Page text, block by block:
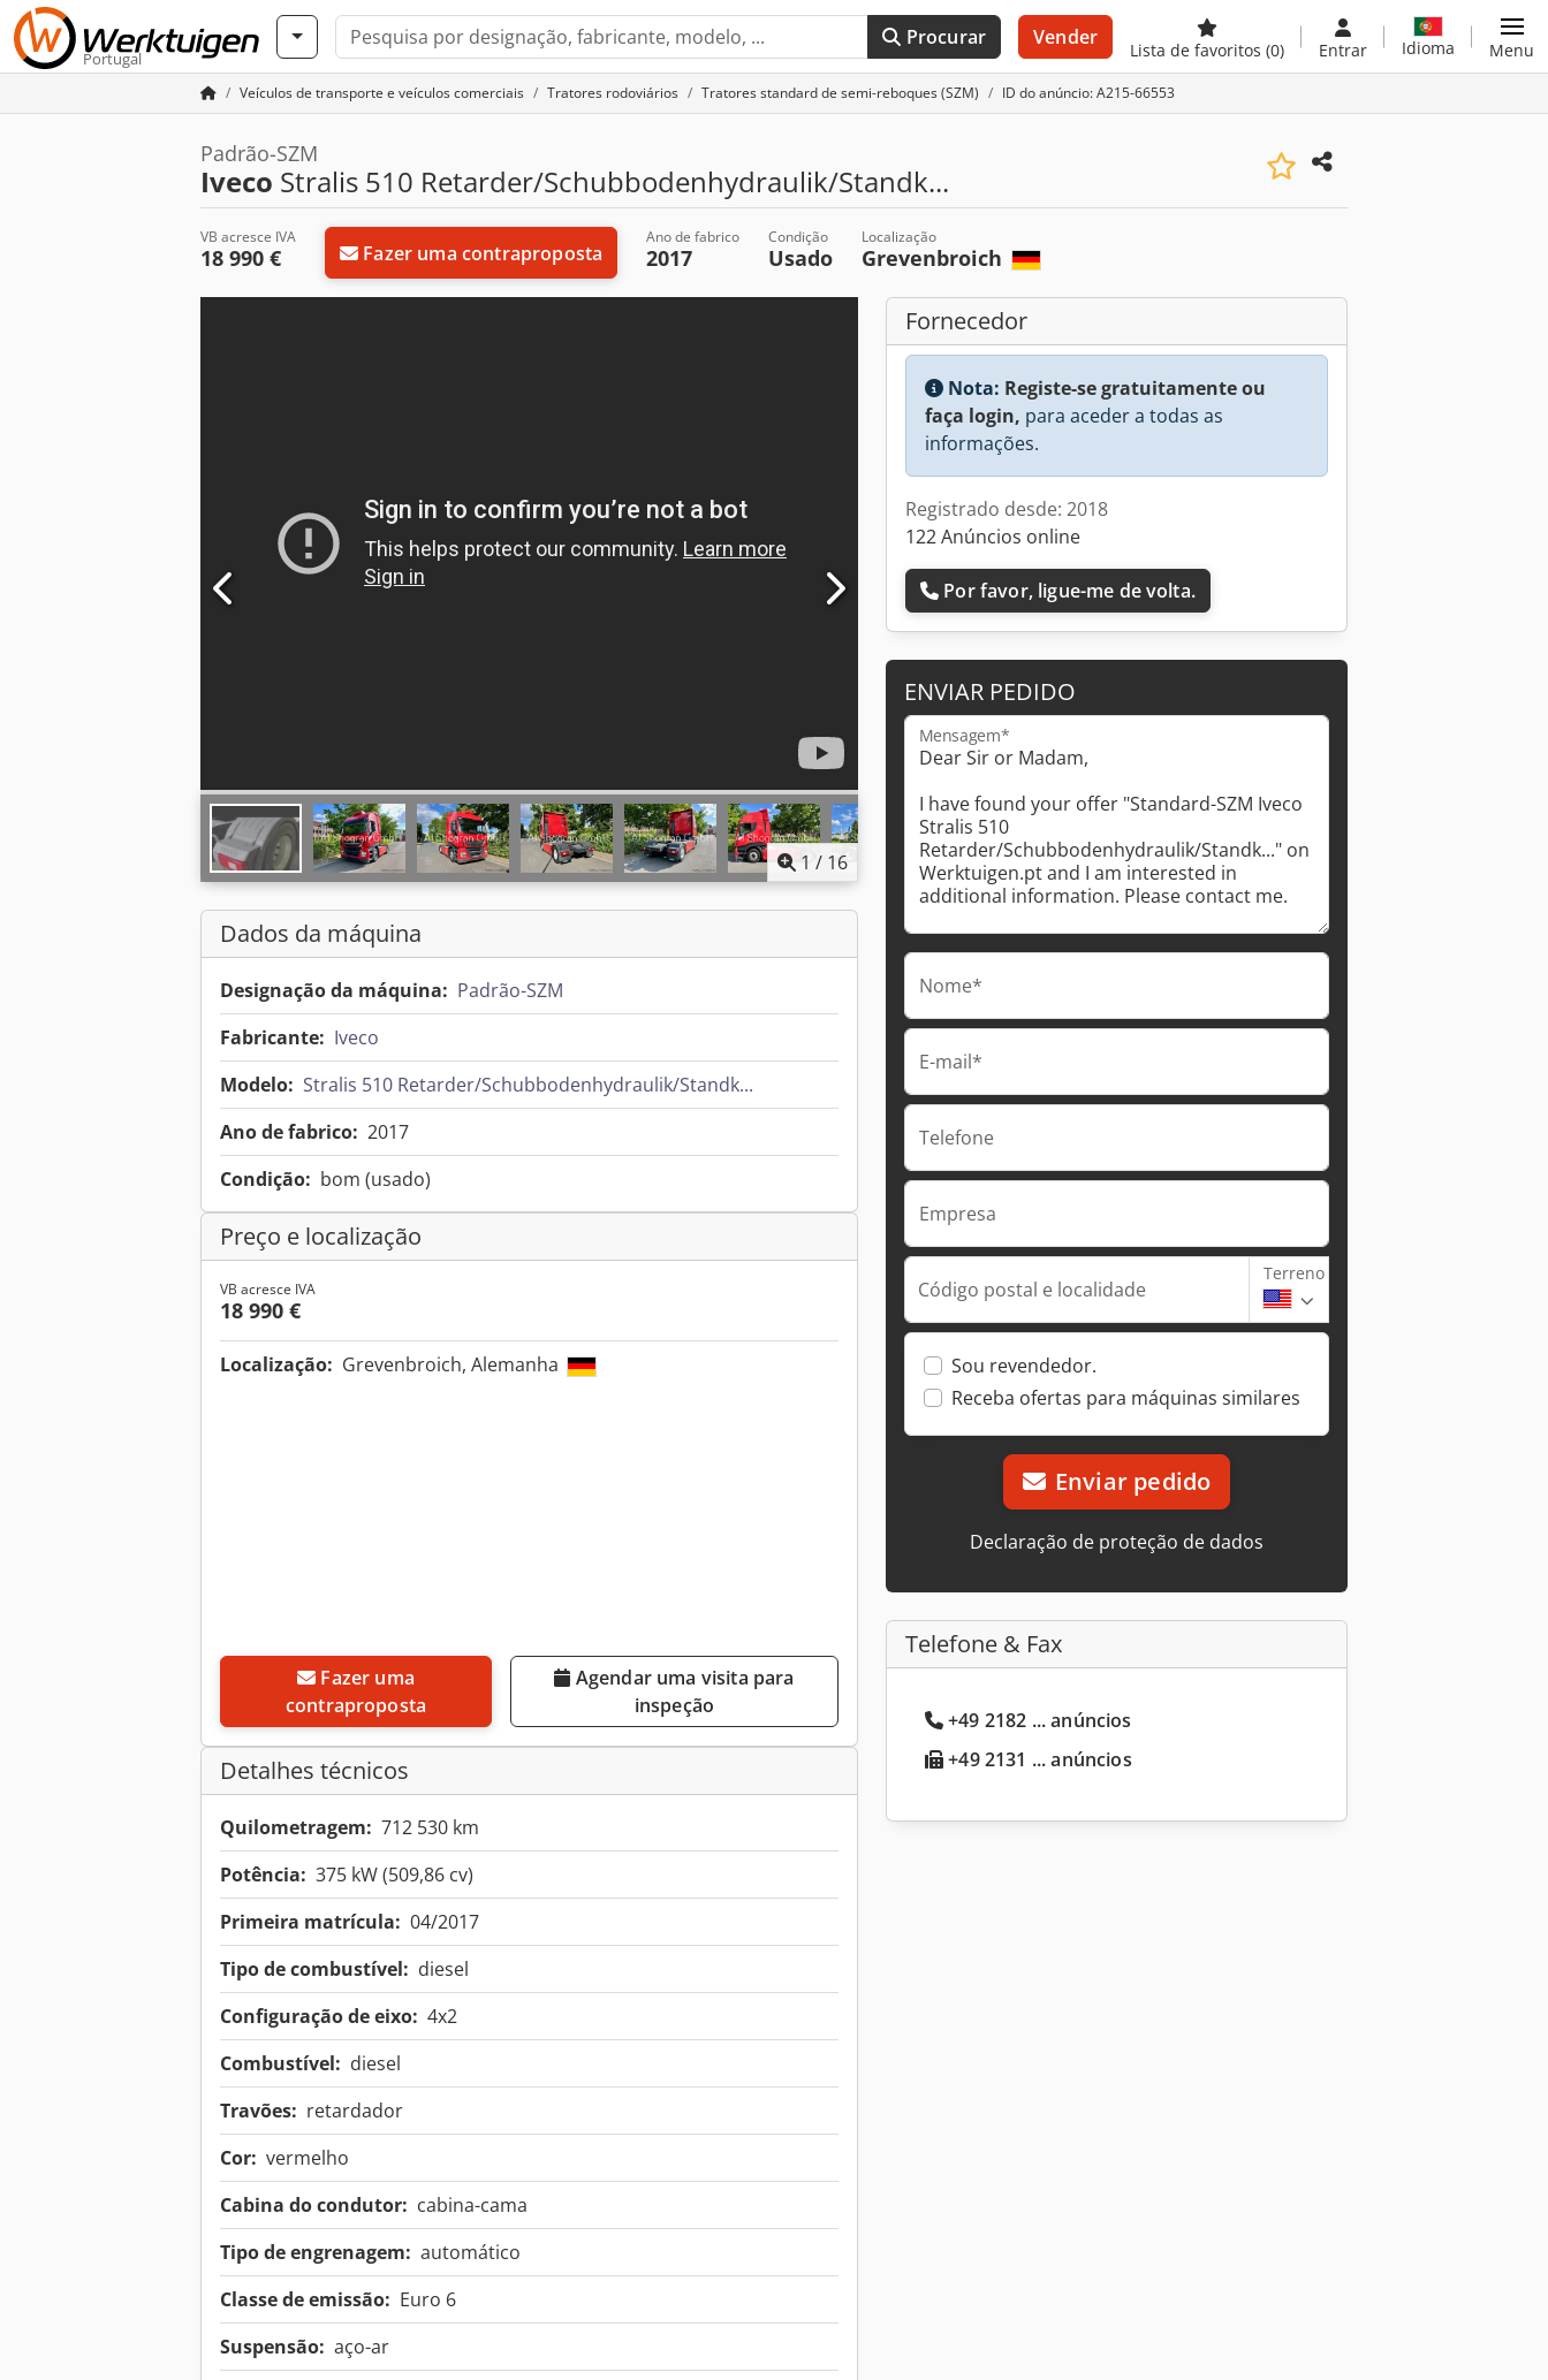
Portugal
Procurar Vender
Lista de favoritos (0) Entrar Idioma Menu
Veículos de transporte e veículos comerciais Tratores rodoviários Tratores standard de semi-reboques (SZM) ID do anúncio: A215-66553
Padrão-SZM
Iveco Stralis 510 Retarder/Schubbodenhydraulik/Standk...
VB acresce IVA
18 990 € Fazer uma contraproposta
Ano de fabrico
2017
Condição
Usado
Localização
Grevenbroich
1 / 16
Dados da máquina
Designação da máquina: Padrão-SZM
Fabricante: Iveco
Modelo: Stralis 510 Retarder/Schubbodenhydraulik/Standk...
Ano de fabrico: 2017
Condição: bom (usado)
Preço e localização
VB acresce IVA
18 990 €
Localização: Grevenbroich, Alemanha
contraproposta
inspeção
Detalhes técnicos
Quilometragem: 712 530 km
Potência: 375 kW (509,86 cv)
Primeira matrícula: 04/2017
Tipo de combustível: diesel
Configuração de eixo: 4x2
Combustível: diesel
Travões: retardador
Cor: vermelho
Cabina do condutor: cabina-cama
Tipo de engrenagem: automático
Classe de emissão: Euro 6
Suspensão: aço-ar
Fornecedor
Nota: Registe-se gratuitamente ou
faça login, para aceder a todas as
informações.
Registrado desde: 2018
122 Anúncios online
Por favor, ligue-me de volta.
ENVIAR PEDIDO
Mensagem*
Nome*
E-mail*
Telefone
Empresa
Código postal e localidade
Terreno
Sou revendedor.
Receba ofertas para máquinas similares
Enviar pedido
Declaração de proteção de dados
Telefone & Fax
+49 2182 ... anúncios
+49 2131 ... anúncios